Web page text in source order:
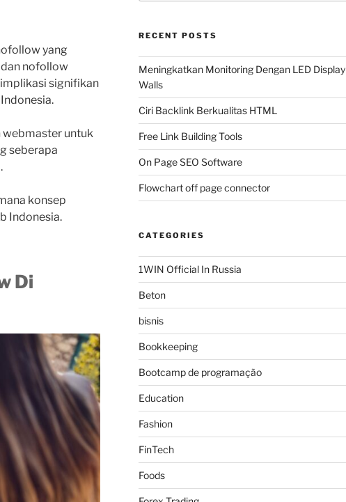
yang
nofollow
signifikan
webmaster untuk
seberapa
konsep
Indonesia.
Di
RECENT POSTS
Meningkatkan Monitoring Dengan LED Display
Walls
Ciri Backlink Berkualitas HTML
Free Link Building Tools
On Page SEO Software
Flowchart off page connector
CATEGORIES
1WIN Official In Russia
Beton
bisnis
Bookkeeping
Bootcamp de programação
Education
Fashion
FinTech
Foods